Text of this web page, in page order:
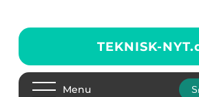
TEKNISK-NYT.
Menu